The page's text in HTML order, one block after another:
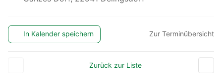
In Kalender speichern Zur Terminübersicht
Zurück zur Liste